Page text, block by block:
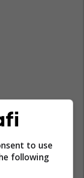
to use
following